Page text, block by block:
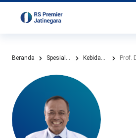
Beranda Spesialisasi Kebidanan dan Kandungan Prof.